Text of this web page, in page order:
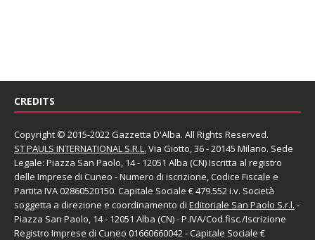
CREDITS
Copyright © 2015-2022 Gazzetta D'Alba. All Rights Reserved.
ST PAULS INTERNATIONAL S.R.L. Via Giotto, 36 - 20145 Milano. Sede
Legale: Piazza San Paolo, 14 - 12051 Alba (CN) Iscritta al registro
delle Imprese di Cuneo - Numero di iscrizione, Codice Fiscale e
Partita IVA 02860520150. Capitale Sociale € 479.552 i.v. Società
soggetta a direzione e coordinamento di Editoriale San Paolo S.r.l. -
Piazza San Paolo, 14 - 12051 Alba (CN) - P.IVA/Cod.fisc./Iscrizione
Registro Imprese di Cuneo 01660660042 - Capitale Sociale €